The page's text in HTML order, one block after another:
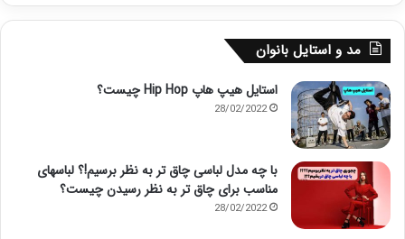
مد و استایل بانوان
استایل هیپ هاپ Hip Hop چیست؟
28/02/2022
با چه مدل لباسی چاق تر به نظر برسیم!؟ لباسهای
مناسب برای چاق تر به نظر رسیدن چیست؟
28/02/2022